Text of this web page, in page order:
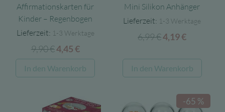
Affirmationskarten für
Kinder – Regenbogen
Lieferzeit: 1-3 Werktage
9,90€Ursprünglicher
Preis
war:
4,45€Aktueller
Preis
ist:
In den Warenkorb
Mini Silikon Anhänger
Lieferzeit: 1-3 Werktage
6,99€Ursprünglicher
war:
6,99 €
4,19€Aktueller
ist:
4,19 €.
In den Warenkorb
-65 %